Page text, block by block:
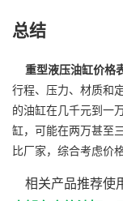
总结
重型液压油缸价格
行程、压力、材质和
的油缸在几千元到一
缸，可能在两万甚至
比厂家，综合考虑价
相关产品推荐使